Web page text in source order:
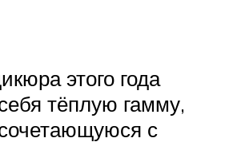
этого года
тёплую гамму,
с